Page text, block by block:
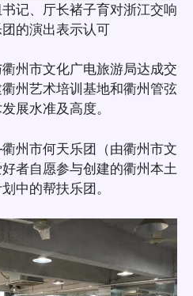
记、厅长褚子育对浙江交响
的演出表示认可
州市文化广电旅游局达成交
州艺术培训基地和衢州管弦
展水准及高度。
州市何天乐团（由衢州市文
者自愿参与创建的衢州本土
中的帮扶乐团。